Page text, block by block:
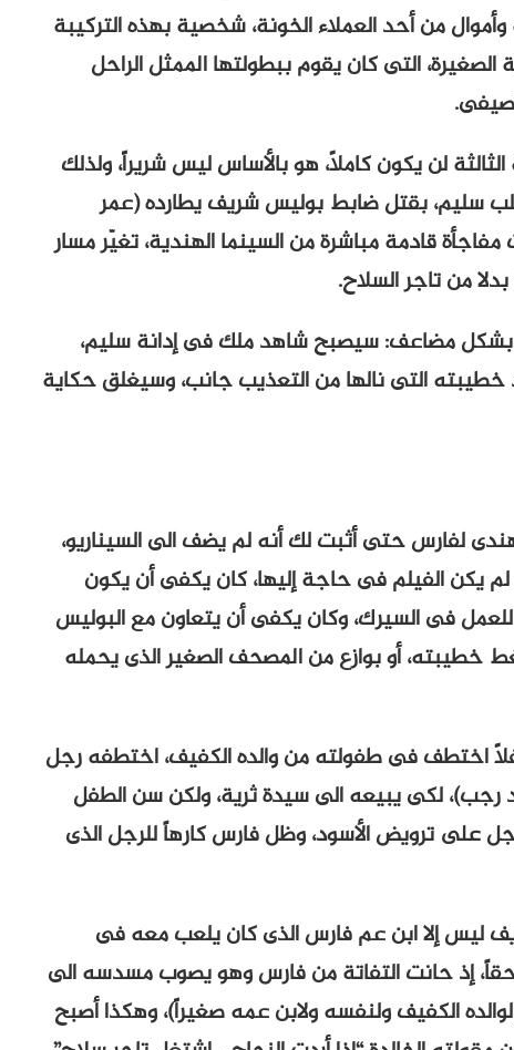
من أحد العملاء الخونة، شخصية بهذه التركيبة
الصغيرة، التى كان يقوم ببطولتها الممثل الراحل
لن يكون كاملاً، هو بالأساس ليس شريراً، ولذلك
سليم، بقتل ضابط بوليس شريف يطارده (عمر
قادمة مباشرة من السينما الهندية، تغيّر مسار
من تاجر السلاح.
بشكل مضاعف: سيصبح شاهد ملك فى إدانة سليم،
التى نالها من التعذيب جانب، وسيغلق حكاية
لفارس حتى أثبت لك أنه لم يضف الى السيناريو،
يكن الفيلم فى حاجة إليها، كان يكفى أن يكون
فى السيرك، وكان يكفى أن يتعاون مع البوليس
خطيبته، أو بوازع من المصحف الصغير الذى يحمله
اختطف فى طفولته من والده الكفيف، اختطفه رجل
لكى يبيعه الى سيدة ثرية، ولكن سن الطفل
على ترويض الأسود، وظل فارس كارهاً للرجل الذى
ليس إلا ابن عم فارس الذى كان يلعب معه فى
إذ حانت التفاتة من فارس وهو يصوب مسدسه الى
الكفيف ولنفسه ولابن عمه صغيراً)، وهكذا أصبح